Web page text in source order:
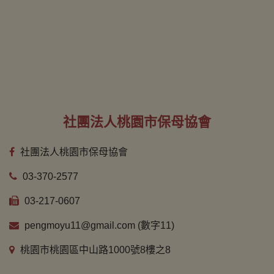
社團法人桃園市保母協會
社團法人桃園市保母協會
03-370-2577
03-217-0607
pengmoyu11@gmail.com (數字11)
桃園市桃園區中山路1000號8樓之8